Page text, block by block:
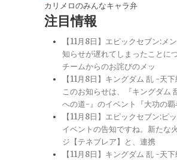
カリメロのみんなキャラ弁
注目情報
【11月8日】エピックセブン:メ
知らせが遅れてしまったことに
チームからのお詫びのメッ
【11月8日】キングダム 乱 -天
このお知らせは、『キングダム
への道-』のイベント『大功の覇
【11月8日】エピックセブン:ピ
イベントの告知ですね。新たな
ジ【テネブレア】と、連携
【11月8日】キングダム 乱 -天